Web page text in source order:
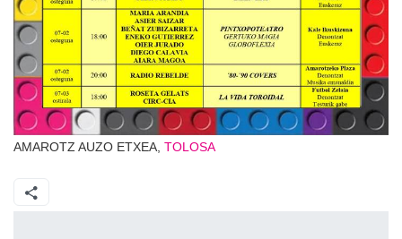
AMAROTZ AUZO ETXEA, TOLOSA